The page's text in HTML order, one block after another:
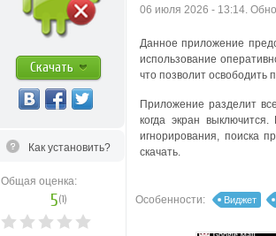
Скачать
Как установить?
Общая оценка:
5(1)
06 июля 2026 - 13:14.
Данное приложение
использование
что позволит освободить
Приложение разделит
когда экран
игнорирования, поиска
скачать.
Особенности: Виджет